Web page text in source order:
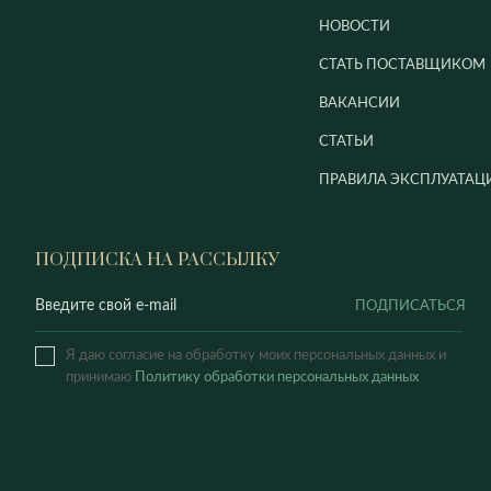
НОВОСТИ
СТАТЬ ПОСТАВЩИКОМ
ВАКАНСИИ
СТАТЬИ
ПРАВИЛА
ПОДПИСКА НА РАССЫЛКУ
ПОДПИСАТЬСЯ
Я даю согласие на обработку моих персональных данных и
принимаю
Политику обработки персональных данных